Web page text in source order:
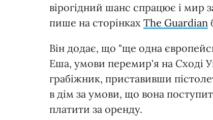
вірогідний шанс спрацює і мир
пише на сторінках The Guardian
Він додає, що "ще одна
Еша, умови перемир'я на Сході
грабіжник, приставивши
в дім за умови, що вона
платити за оренду.